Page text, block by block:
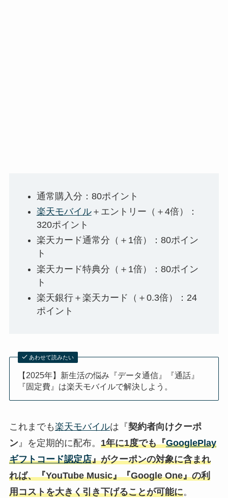
通常購入分：80ポイント
楽天モバイル＋エントリー（＋4倍）：
320ポイント
楽天カード通常分（＋1倍）：80ポイン
ト
楽天カード特典分（＋1倍）：80ポイン
ト
楽天銀行＋楽天カード（＋0.3倍）：24
ポイント
あわせて読みたい
【2025年】新生活の悩み『データ通信』『通話』
『固定費』は楽天モバイルで解決しよう。
これまでも楽天モバイルは『契約者向けクーポ
ン』を定期的に配布。 1年に1度でも『GooglePlay
ギフトコード認定店』がクーポンの対象に含まれ
れば、『YouTube Music』『Google One』の利
用コストを大きく引き下げることが可能に。